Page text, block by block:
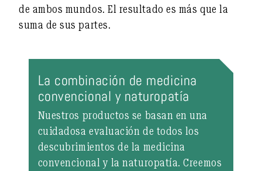
de ambos mundos. El resultado es más que la
suma de sus partes.
La combinación de medicina
convencional y naturopatía
Nuestros productos se basan en una
cuidadosa evaluación de todos los
descubrimientos de la medicina
convencional y la naturopatía. Creemos